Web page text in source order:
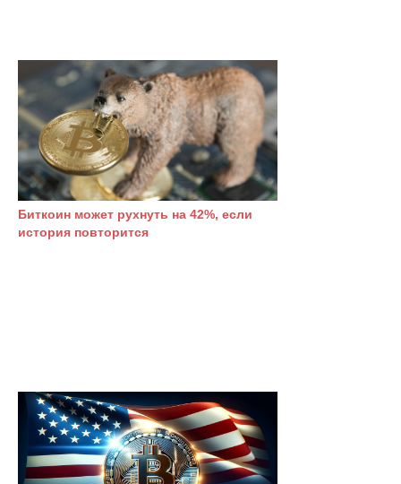
Биткоин может рухнуть на 42%, если
история повторится